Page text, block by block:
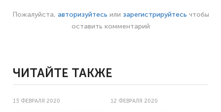
Пожалуйста, авторизуйтесь или зарегистрируйтесь чтобы
оставить комментарий
ЧИТАЙТЕ ТАКЖЕ
13 ФЕВРАЛЯ 2020 12 ФЕВРАЛЯ 2020